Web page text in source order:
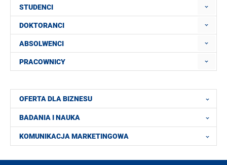
STUDENCI
DOKTORANCI
ABSOLWENCI
PRACOWNICY
OFERTA DLA BIZNESU
BADANIA I NAUKA
KOMUNIKACJA MARKETINGOWA